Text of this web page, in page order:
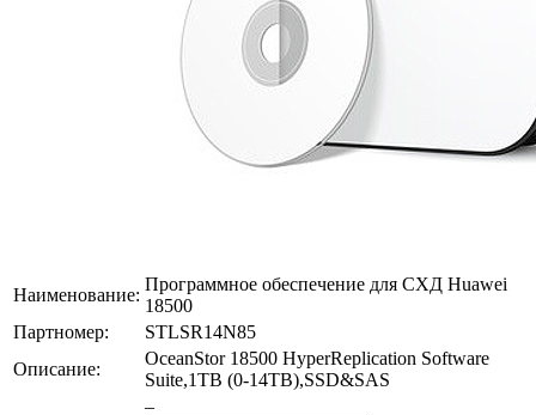
Наименование:
Программное обеспечение для СХД Huawei
18500
Партномер:
STLSR14N85
Описание:
OceanStor 18500 HyperReplication Software
Suite,1TB (0-14TB),SSD&SAS
–